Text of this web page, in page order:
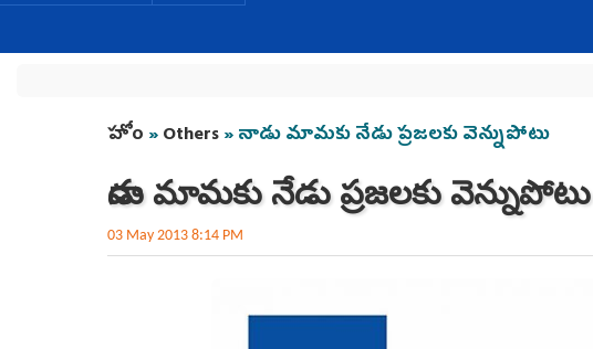
You are here
హోం »Others» నాడు మామకు నేడు ప్రజలకు వెన్నుపోటు
నాడు మామకు నేడు ప్రజలకు వెన్నుపోటు
03 May 2013 8:14 PM